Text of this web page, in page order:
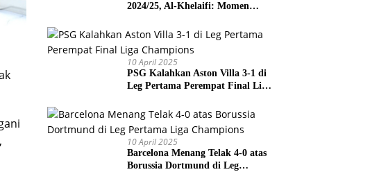
2024/25, Al-Khelaifi: Momen
Prancis
10 April 2025
PSG Kalahkan Aston Villa 3-1 di
Leg Pertama Perempat Final Liga
10 April 2025
Barcelona Menang Telak 4-0 atas
Borussia Dortmund di Leg